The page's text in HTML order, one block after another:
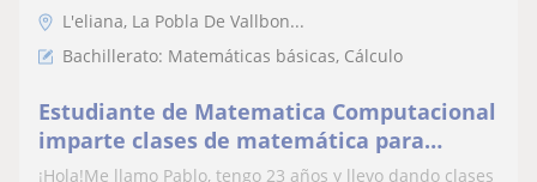
L'eliana, La Pobla De Vallbon...
Bachillerato: Matemáticas básicas, Cálculo
Estudiante de Matematica Computacional
imparte clases de matemática para
nieveles de ESO, bachillerato y
¡Hola!Me llamo Pablo, tengo 23 años y llevo dando clases